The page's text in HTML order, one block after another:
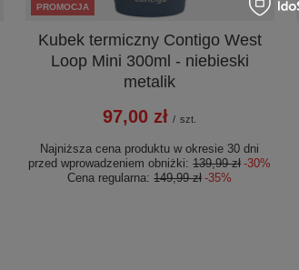
PROMOCJA
Kubek termiczny Contigo West
Loop Mini 300ml - niebieski
metalik
97,00 zł / szt.
Najniższa cena produktu w okresie 30 dni
przed wprowadzeniem obniżki:139,99 zł -30%
Cena regularna:149,99 zł -35%